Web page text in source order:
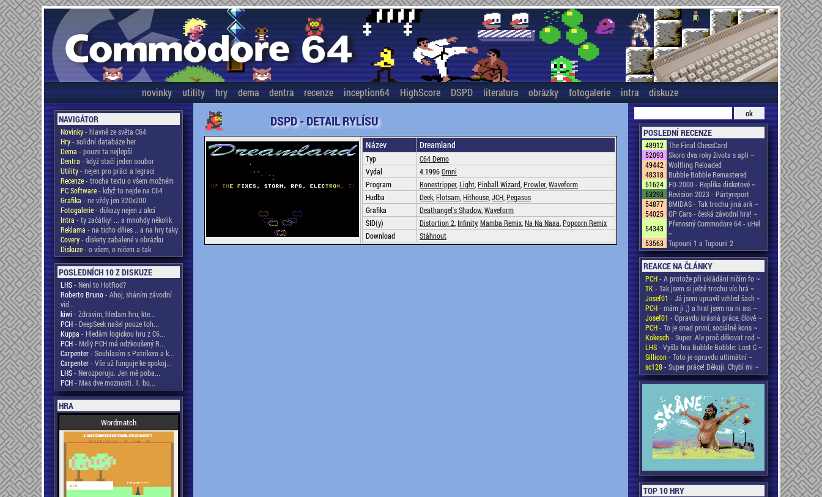
novinky utility hry dema dentra recenze inception64 HighScore DSPD literatura obrázky fotogalerie intra diskuze
NAVIGÁTOR
Novinky- hlavně ze světa C64
Hry- solidní databáze her
Dema - pouze ta nejlepší
Dentra - když stačí jeden soubor
Utility- nejen pro práci a legraci
Recenze- trocha textu o všem možném
PC Software- když to nejde na C64
Grafika - ne vždy jen 320x200
Fotogalerie- důkazy nejen z akcí
Intra - ty začátky! ... a mnohdy několik
Reklama - na ticho dňies .. a na hry taky
Covery- diskety zabalené v obrázku
Diskuze- o všem, o ničem a tak
POSLEDNÍCH 10 Z DISKUZE
LHS- Není to HotRod?
Roberto Bruno- Ahoj, sháním závodní
vid...
kiwi - Zdravim, hledam hru, kte...
PCH- DeepSeek našel pouze toh...
Kuppa - Hledám logickou hru z C6...
PCH- Mdlý PCH má odzkoušený R...
Carpenter- Souhlasím s Patrikem a k...
Carpenter- Vše už funguje ke spokoj...
LHS- Nerozporuju. Jen mě poba...
PCH- Mas dve moznosti. 1. bu...
HRA
Wordmatch
DSPD - DETAIL RYLÍSU
Název Dreamland
Typ
C64 Demo
Vydal
4.1996Omni
Program
Bonestripper, Light Pinball Wizard Prowler, Waveform
Hudba
Deek Flotsam Hithouse JCH Pegasus
Grafika
Deathangel's Shadow, Waveform
SID(y)
Distortion 2 Infinity, Mamba Remix Na Na Naaa Popcorn Remix
Download
Stáhnout
POSLEDNÍ RECENZE
48912 The Final ChessCard
52093 Skoro dva roky života s apli ~
49442 Wolfling Reloaded
48318 Bubble Bobble Remastered
51624 FD-2000 - Replika disketové ~
53293 Revision 2023 - Pártyreport
54877 8MIDAS - Tak trochu jiná ark ~
54025 GP Cars - česká závodní hra! ~
54343 Přenosný Commodore 64 - uHel
~
53563 Tupouni 1 a Tupouni 2
REAKCE NA ČLÁNKY
PCH- A protože při ukládání ničím fo ~
TK- Tak jsem si ještě trochu víc hrá ~
Josef01 - Já jsem upravil vzhled šach ~
PCH- mám ji ;) a hral jsem na ni asi ~
Josef01 - Opravdu krásná práce, člově ~
PCH- To je snad první, sociálně kons ~
Kokesch- Super. Ale proč děkovat rod ~
LHS- Vyšla hra Bubble Bobble: Lost C ~
Sillicon- Toto je opravdu utlimátní ~
sc128- Super práce! Děkuji. Chybí mi ~
TOP 10 HRY